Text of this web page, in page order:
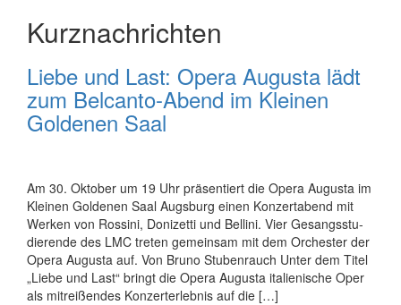
Kurznachrichten
Liebe und Last: Opera Augusta lädt
zum Belcanto-Abend im Kleinen
Goldenen Saal
Am 30. Oktober um 19 Uhr präsentiert die Opera Augusta im
Kleinen Goldenen Saal Augsburg einen Kon­zert­abend mit
Werken von Rossini, Donizetti und Bellini. Vier Ge­sangs­stu­
die­ren­de des LMC treten gemeinsam mit dem Orchester der
Opera Augusta auf. Von Bruno Stubenrauch Unter dem Titel
„Liebe und Last“ bringt die Opera Augusta italienische Oper
als mitreißendes Kon­zert­er­leb­nis auf die […]